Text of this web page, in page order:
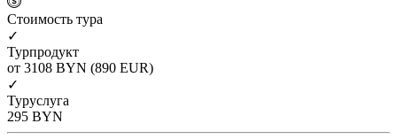
Cтоимость тура
✓
Турпродукт
от 3108 BYN (890 EUR)
✓
Туруслуга
295 BYN